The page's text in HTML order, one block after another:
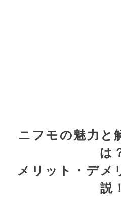
ニフモの魅力と
は
メリット・デメ
説！